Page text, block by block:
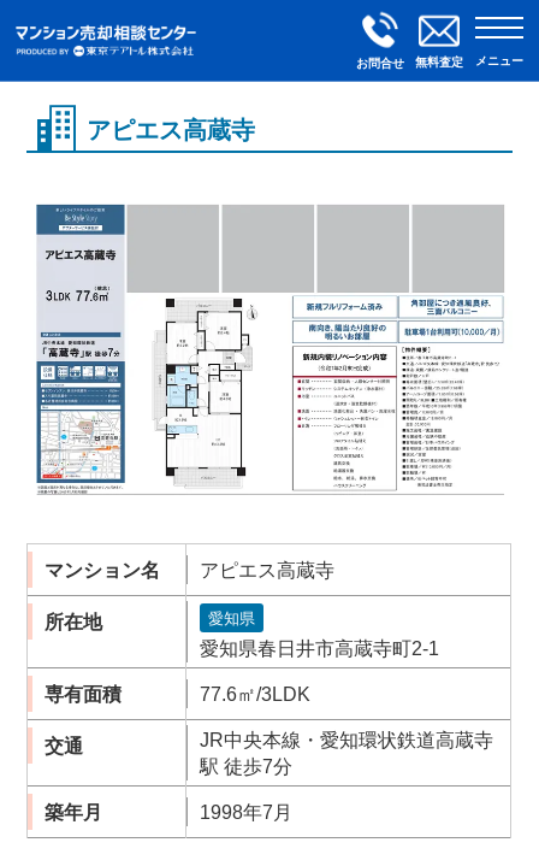
お問合せ 無料査定 メニュー
アピエス高蔵寺
マンション名 アピエス高蔵寺
所在地 愛知県
愛知県春日井市高蔵寺町2-1
専有面積 77.6㎡/3LDK
交通
JR中央本線・愛知環状鉄道高蔵寺
駅 徒歩7分
築年月 1998年7月